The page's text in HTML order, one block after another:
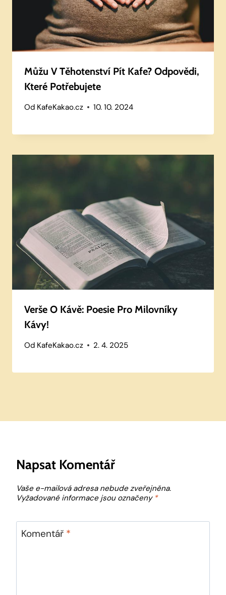
Můžu V Těhotenství Pít Kafe? Odpovědi,
Které Potřebujete
Od KafeKakao.cz 10. 10. 2024
Verše O Kávě: Poesie Pro Milovníky
Kávy!
Od KafeKakao.cz 2. 4. 2025
Napsat Komentář
Vaše e-mailová adresa nebude zveřejněna.
Vyžadované informace jsou označeny *
Komentář *